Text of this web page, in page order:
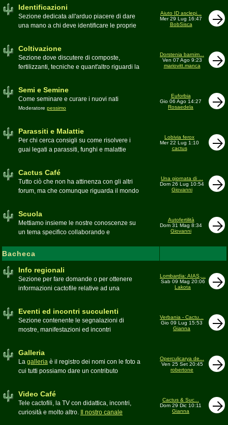
Identificazioni
Sezione dedicata all'arduo piacere di dare
una mano a chi deve identificare le proprie
Aiuto ID asclepi...
Mer 29 Lug 16:47
BobSisca
Coltivazione
Sezione dove discutere di composte,
fertilizzanti, tecniche e quant'altro riguardi la
Dorstenia barnim...
Ven 07 Ago 9:23
mariovitt.manca
Semi e Semine
Come seminare e curare i nuovi nati
Moderatore pessimo
Euforbia
Gio 06 Ago 14:27
Rosaedela
Parassiti e Malattie
Per chi cerca consigli su come risolvere i
guai legati a parassiti, funghi e malattie
Lobivia ferox
Mer 22 Lug 1:10
cactus
Cactus Café
Tutto ciò che non ha attinenza con gli altri
forum, ma che comunque riguarda il mondo
Moderatore
Una giornata di ...
Dom 26 Lug 10:54
Giovanni
Scuola
Mettiamo insieme le nostre conoscenze su
un tema specifico collaborando e
cactofilo
Autofertilità
Dom 31 Mag 8:34
Giovanni
Bacheca
Info regionali
Sezione per fare domande o per ottenere
informazioni cactofile relative ad una
Lombardia: AIAS,...
Sab 09 Mag 20:06
Lakota
Eventi ed incontri succulenti
Sezione contenente le segnalazioni di
mostre, manifestazioni ed incontri
Verbania - Cactu...
Gio 09 Lug 15:53
Gianna
Galleria
La galleriaè il registro dei nomi con le foto a
cui tutti possiamo dare un contributo
spazio discutiamo SOLO di errori,
inesattezze, idee e altro inerenti l'argomento
Operculicarya de...
Ven 25 Set 20:45
robertone
Video Café
Tele cactofili, la TV con didattica, incontri,
curiosità e molto altro.
Il nostro canale
Cactus & Suc...
Dom 29 Dic 10:11
Gianna